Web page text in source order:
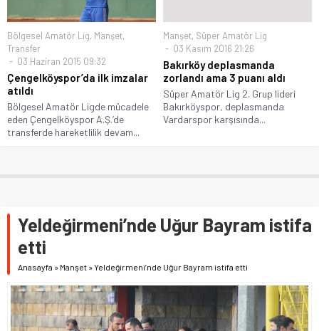
Bölgesel Amatör Lig, Manşet,
Transfer
03 Haziran 2015 09:32
Çengelköyspor’da ilk imzalar
atıldı
Bölgesel Amatör Ligde mücadele
eden Çengelköyspor A.Ş.’de
transferde hareketlilik devam...
Manşet, Süper Amatör Lig
03 Kasım 2016 21:26
Bakırköy deplasmanda
zorlandı ama 3 puanı aldı
Süper Amatör Lig 2. Grup lideri
Bakırköyspor, deplasmanda
Vardarspor karşısında...
Yeldeğirmeni’nde Uğur Bayram istifa
etti
Anasayfa » Manşet »Yeldeğirmeni’nde Uğur Bayram istifa etti